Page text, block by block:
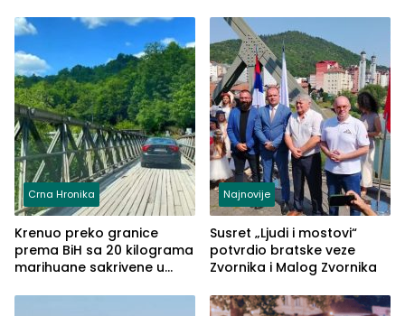
Crna Hronika
Krenuo preko granice
prema BiH sa 20 kilograma
marihuane sakrivene u
Najnovije
Susret „Ljudi i mostovi“
potvrdio bratske veze
Zvornika i Malog Zvornika